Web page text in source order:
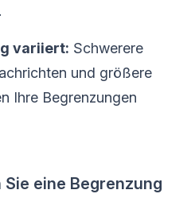
variiert: Schwerere
und größere
Ihre Begrenzungen
eine Begrenzung